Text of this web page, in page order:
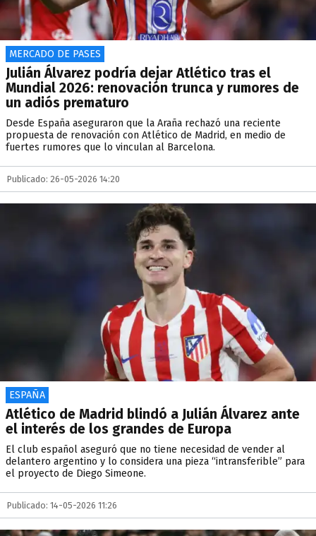
MERCADO DE PASES
Julián Álvarez podría dejar Atlético tras el
Mundial 2026: renovación trunca y rumores de
un adiós prematuro
Desde España aseguraron que la Araña rechazó una reciente
propuesta de renovación con Atlético de Madrid, en medio de
fuertes rumores que lo vinculan al Barcelona.
Publicado: 26-05-2026 14:20
ESPAÑA
Atlético de Madrid blindó a Julián Álvarez ante
el interés de los grandes de Europa
El club español aseguró que no tiene necesidad de vender al
delantero argentino y lo considera una pieza “intransferible” para
el proyecto de Diego Simeone.
Publicado: 14-05-2026 11:26